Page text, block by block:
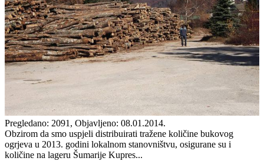
Pregledano: 2091, Objavljeno: 08.01.2014.
Obzirom da smo uspjeli distribuirati tražene količine bukovog
ogrjeva u 2013. godini lokalnom stanovništvu, osigurane su i
količine na lageru Šumarije Kupres...